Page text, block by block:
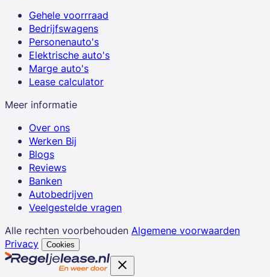
Gehele voorrraad
Bedrijfswagens
Personenauto's
Elektrische auto's
Marge auto's
Lease calculator
Meer informatie
Over ons
Werken Bij
Blogs
Reviews
Banken
Autobedrijven
Veelgestelde vragen
Alle rechten voorbehouden Algemene voorwaarden
Privacy
Cookies